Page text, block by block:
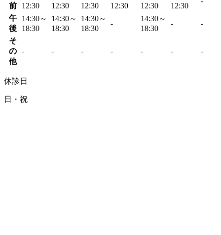
前
12:30
12:30
12:30
12:30
12:30
12:30
午
後
14:30～
18:30
14:30～
18:30
14:30～
18:30
-
14:30～
18:30
- -
そ
の
他
- - - - - - -
休診日
日・祝